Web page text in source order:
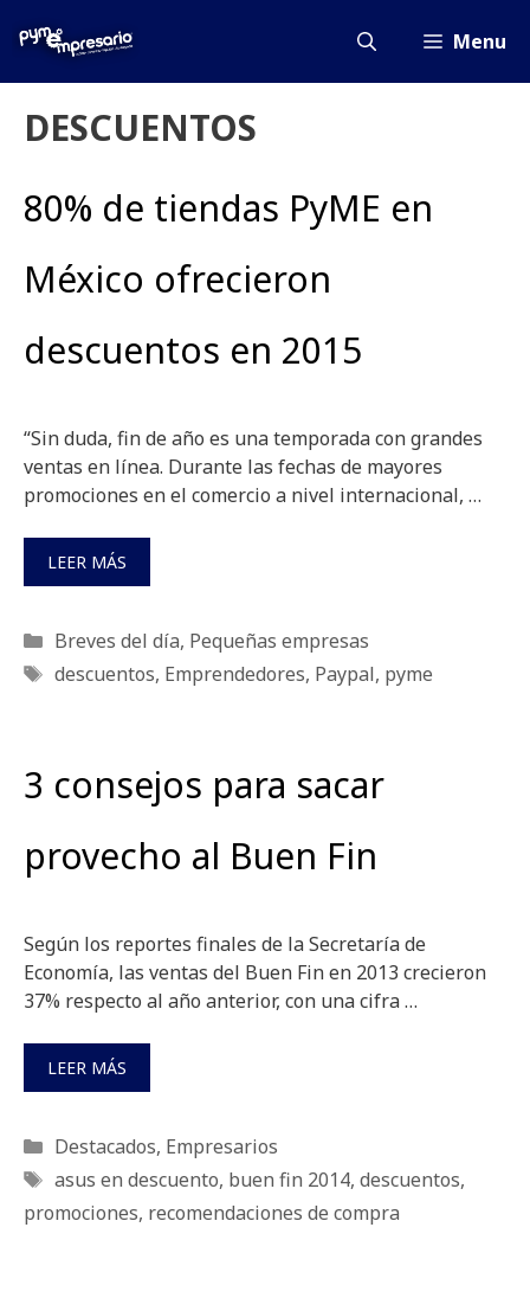
Menu
DESCUENTOS
80% de tiendas PyME en
México ofrecieron
descuentos en 2015
“Sin duda, fin de año es una temporada con grandes
ventas en línea. Durante las fechas de mayores
promociones en el comercio a nivel internacional, …
LEER MÁS
Categorías
Breves del día, Pequeñas empresas
Etiquetas
descuentos, Emprendedores, Paypal, pyme
3 consejos para sacar
provecho al Buen Fin
Según los reportes finales de la Secretaría de
Economía, las ventas del Buen Fin en 2013 crecieron
37% respecto al año anterior, con una cifra …
LEER MÁS
Categorías
Destacados, Empresarios
Etiquetas
asus en descuento, buen fin 2014, descuentos,
promociones, recomendaciones de compra